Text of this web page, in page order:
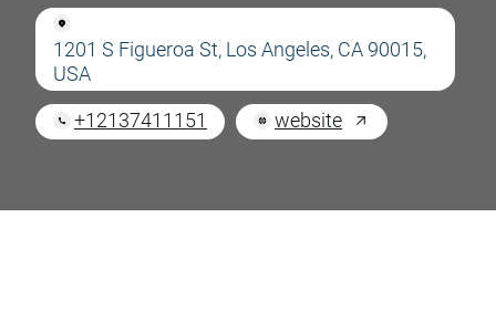
1201 S Figueroa St, Los Angeles, CA 90015,
USA
+12137411151
website